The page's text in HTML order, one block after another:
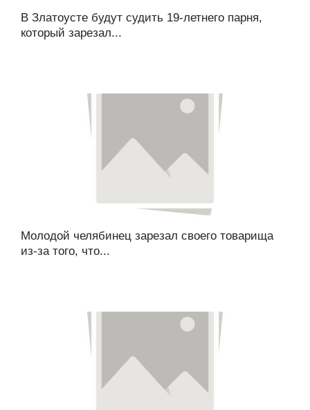
В Златоусте будут судить 19-летнего парня,
который зарезал...
Молодой челябинец зарезал своего товарища
из-за того, что...